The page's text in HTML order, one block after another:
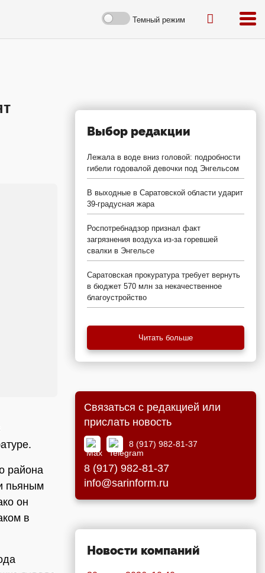
Темный режим
района
пьяным
он
в
Выбор редакции
Лежала в воде вниз головой: подробности
гибели годовалой девочки под Энгельсом
В выходные в Саратовской области ударит
39-градусная жара
Роспотребнадзор признал факт
загрязнения воздуха из-за горевшей
свалки в Энгельсе
Саратовская прокуратура требует вернуть
в бюджет 570 млн за некачественное
благоустройство
Читать больше
Связаться с редакцией или
прислать новость
8 (917) 982-81-37
8 (917) 982-81-37
info@sarinform.ru
Новости компаний